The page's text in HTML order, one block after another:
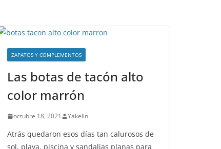
ZAPATOS Y COMPLEMENTOS
Las botas de tacón alto
color marrón
octubre 18, 2021 Yakelin
Atrás quedaron esos días tan calurosos de
sol, playa, piscina y sandalias planas para